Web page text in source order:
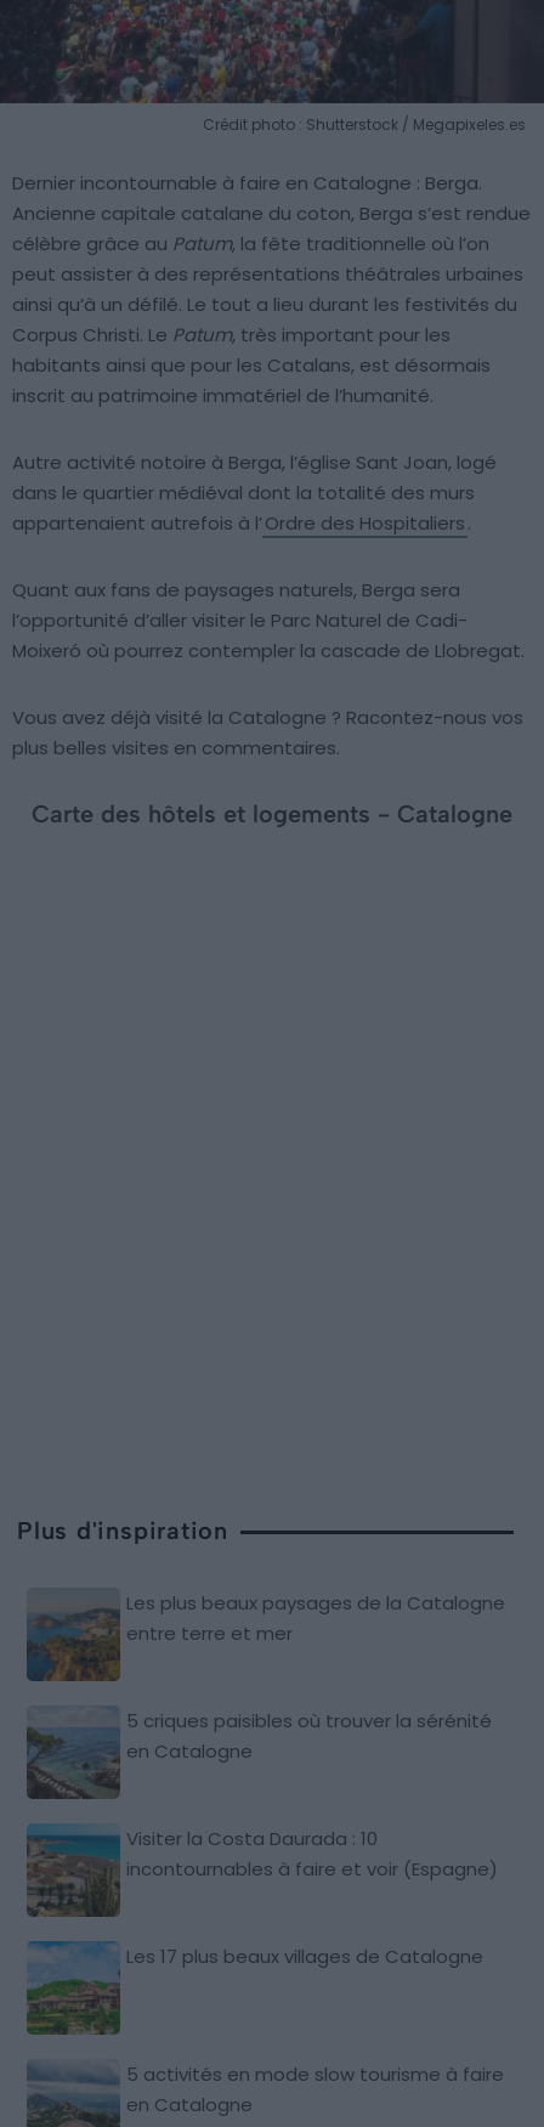
Crédit photo : Shutterstock / Megapixeles.es
Dernier incontournable à faire en Catalogne : Berga.
Ancienne capitale catalane du coton, Berga s’est rendue
célèbre grâce au Patum, la fête traditionnelle où l’on
peut assister à des représentations théâtrales urbaines
ainsi qu’à un défilé. Le tout a lieu durant les festivités du
Corpus Christi. Le Patum, très important pour les
habitants ainsi que pour les Catalans, est désormais
inscrit au patrimoine immatériel de l’humanité.
Autre activité notoire à Berga, l’église Sant Joan, logé
dans le quartier médiéval dont la totalité des murs
appartenaient autrefois à l’Ordre des Hospitaliers.
Quant aux fans de paysages naturels, Berga sera
l’opportunité d’aller visiter le Parc Naturel de Cadi-
Moixeró où pourrez contempler la cascade de Llobregat.
Vous avez déjà visité la Catalogne ? Racontez-nous vos
plus belles visites en commentaires.
Carte des hôtels et logements - Catalogne
Plus d'inspiration
Les plus beaux paysages de la Catalogne
entre terre et mer
5 criques paisibles où trouver la sérénité
en Catalogne
Visiter la Costa Daurada : 10
incontournables à faire et voir (Espagne)
Les 17 plus beaux villages de Catalogne
5 activités en mode slow tourisme à faire
en Catalogne